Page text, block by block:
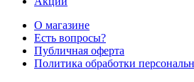
О магазине
Есть вопросы?
Публичная оферта
Политика обработки